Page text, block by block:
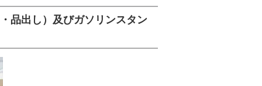
品出し）及びガソリンスタン